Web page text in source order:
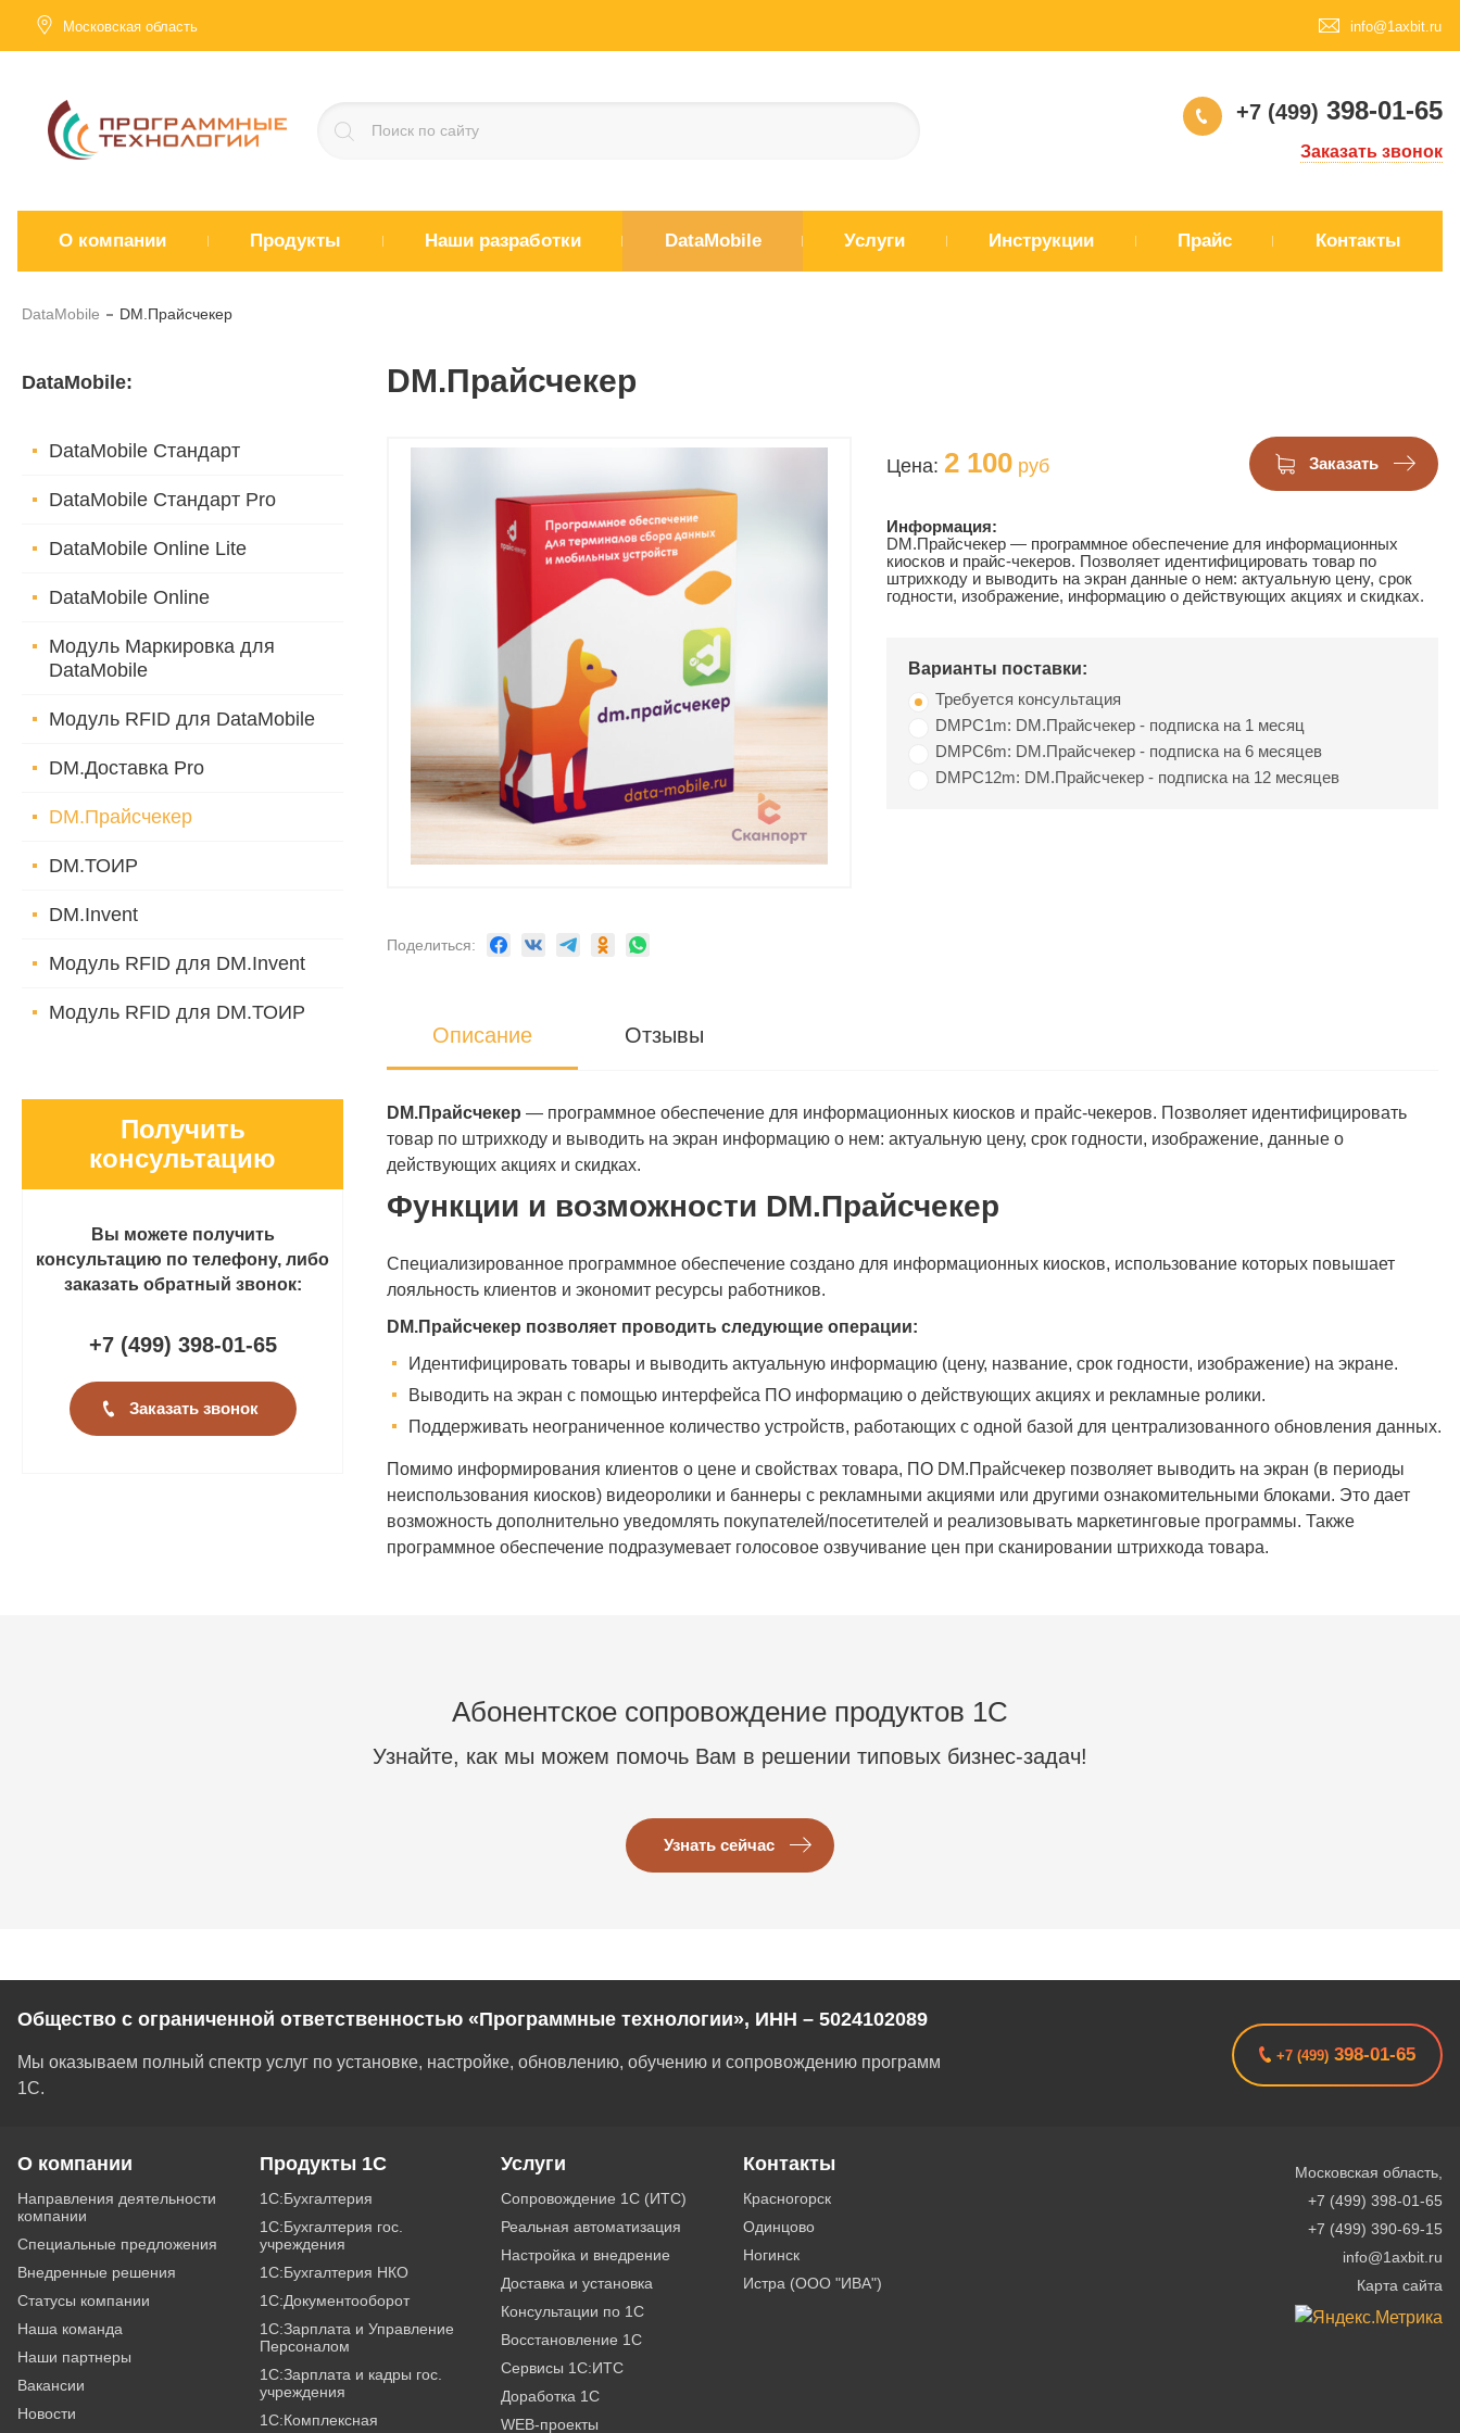
Московская область info@1axbit.ru
+7 (499) 398-01-65
Заказать звонок
О компании Продукты Наши разработки DataMobile Услуги Инструкции Прайс Контакты
DataMobile DM.Прайсчекер
DataMobile:
DataMobile Стандарт
DataMobile Стандарт Pro
DataMobile Online Lite
DataMobile Online
Модуль Маркировка для
DataMobile
Модуль RFID для DataMobile
DM.Доставка Pro
DM.Прайсчекер
DM.ТОИР
DM.Invent
Модуль RFID для DM.Invent
Модуль RFID для DM.ТОИР
Получить
консультацию
Вы можете получить
консультацию по телефону, либо
заказать обратный звонок:
+7 (499) 398-01-65
Заказать звонок
DM.Прайсчекер
Цена: 2 100 руб Заказать
Информация:
DM.Прайсчекер — программное обеспечение для информационных
киосков и прайс-чекеров. Позволяет идентифицировать товар по
штрихкоду и выводить на экран данные о нем: актуальную цену, срок
годности, изображение, информацию о действующих акциях и скидках.
Варианты поставки:
Требуется консультация
DMPC1m: DM.Прайсчекер - подписка на 1 месяц
DMPC6m: DM.Прайсчекер - подписка на 6 месяцев
DMPC12m: DM.Прайсчекер - подписка на 12 месяцев
Поделиться:
Описание Отзывы
DM.Прайсчекер — программное обеспечение для информационных киосков и прайс-чекеров. Позволяет идентифицировать
товар по штрихкоду и выводить на экран информацию о нем: актуальную цену, срок годности, изображение, данные о
действующих акциях и скидках.
Функции и возможности DM.Прайсчекер
Специализированное программное обеспечение создано для информационных киосков, использование которых повышает
лояльность клиентов и экономит ресурсы работников.
DM.Прайсчекер позволяет проводить следующие операции:
Идентифицировать товары и выводить актуальную информацию (цену, название, срок годности, изображение) на экране.
Выводить на экран с помощью интерфейса ПО информацию о действующих акциях и рекламные ролики.
Поддерживать неограниченное количество устройств, работающих с одной базой для централизованного обновления данных.
Помимо информирования клиентов о цене и свойствах товара, ПО DM.Прайсчекер позволяет выводить на экран (в периоды
неиспользования киосков) видеоролики и баннеры с рекламными акциями или другими ознакомительными блоками. Это дает
возможность дополнительно уведомлять покупателей/посетителей и реализовывать маркетинговые программы. Также
программное обеспечение подразумевает голосовое озвучивание цен при сканировании штрихкода товара.
Абонентское сопровождение продуктов 1C
Узнайте, как мы можем помочь Вам в решении типовых бизнес-задач!
Узнать сейчас
Общество с ограниченной ответственностью «Программные технологии», ИНН – 5024102089
Мы оказываем полный спектр услуг по установке, настройке, обновлению, обучению и сопровождению программ
1С.
+7 (499) 398-01-65
О компании
Направления деятельности
компании
Специальные предложения
Внедренные решения
Статусы компании
Наша команда
Наши партнеры
Вакансии
Новости
Продукты 1С
1С:Бухгалтерия
1С:Бухгалтерия гос.
учреждения
1С:Бухгалтерия НКО
1С:Документооборот
1С:Зарплата и Управление
Персоналом
1С:Зарплата и кадры гос.
учреждения
1С:Комплексная
Услуги
Сопровождение 1С (ИТС)
Реальная автоматизация
Настройка и внедрение
Доставка и установка
Консультации по 1С
Восстановление 1С
Сервисы 1С:ИТС
Доработка 1С
WEB-проекты
Контакты
Красногорск
Одинцово
Ногинск
Истра (ООО "ИВА")
Московская область,
+7 (499) 398-01-65
+7 (499) 390-69-15
info@1axbit.ru
Карта сайта